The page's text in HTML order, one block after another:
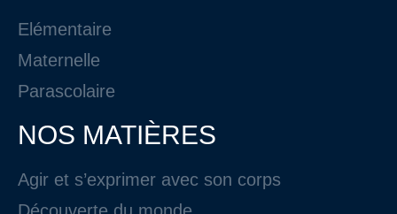
Elémentaire
Maternelle
Parascolaire
NOS MATIÈRES
Agir et s’exprimer avec son corps